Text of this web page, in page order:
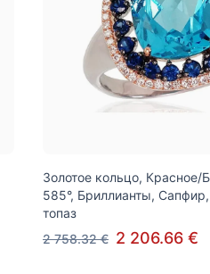
Золотое кольцо, Красное/
585°, Бриллианты,
топаз
2 758.32 € 2 206.66 €